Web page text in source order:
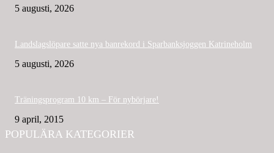
5 augusti, 2026
Landslagslöpare satte nya banrekord i Sparbanksjoggen Katrineholm
5 augusti, 2026
Träningsprogram 10 km – För nybörjare!
9 april, 2015
POPULÄRA KATEGORIER